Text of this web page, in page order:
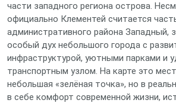
части западного региона острова.
официально Клементей считается
административного района Западный,
особый дух небольшого города с
инфраструктурой, уютными парками и
транспортным узлом. На карте это
небольшая «зелёная точка», но в
в себе комфорт современной жизни,